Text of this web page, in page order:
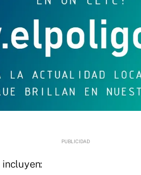
incluyen: